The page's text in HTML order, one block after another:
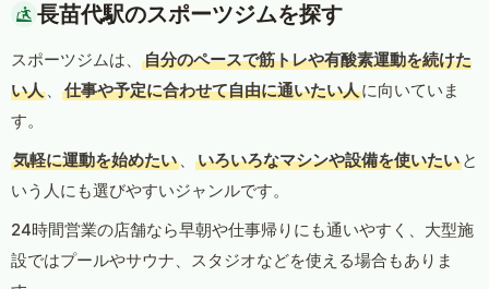
長苗代駅のスポーツジムを探す
スポーツジムは、
自分のペースで筋トレや有酸素運動を続けた
い人 、 仕事や予定に合わせて自由に通いたい人に向いていま
す。
気軽に運動を始めたい 、 いろいろなマシンや設備を使いたい と
いう人にも選びやすいジャンルです。
24時間営業の店舗なら早朝や仕事帰りにも通いやすく、大型施
設ではプールやサウナ、スタジオなどを使える場合もありま